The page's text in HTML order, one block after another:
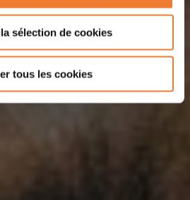
sélection de cookies
tous les cookies